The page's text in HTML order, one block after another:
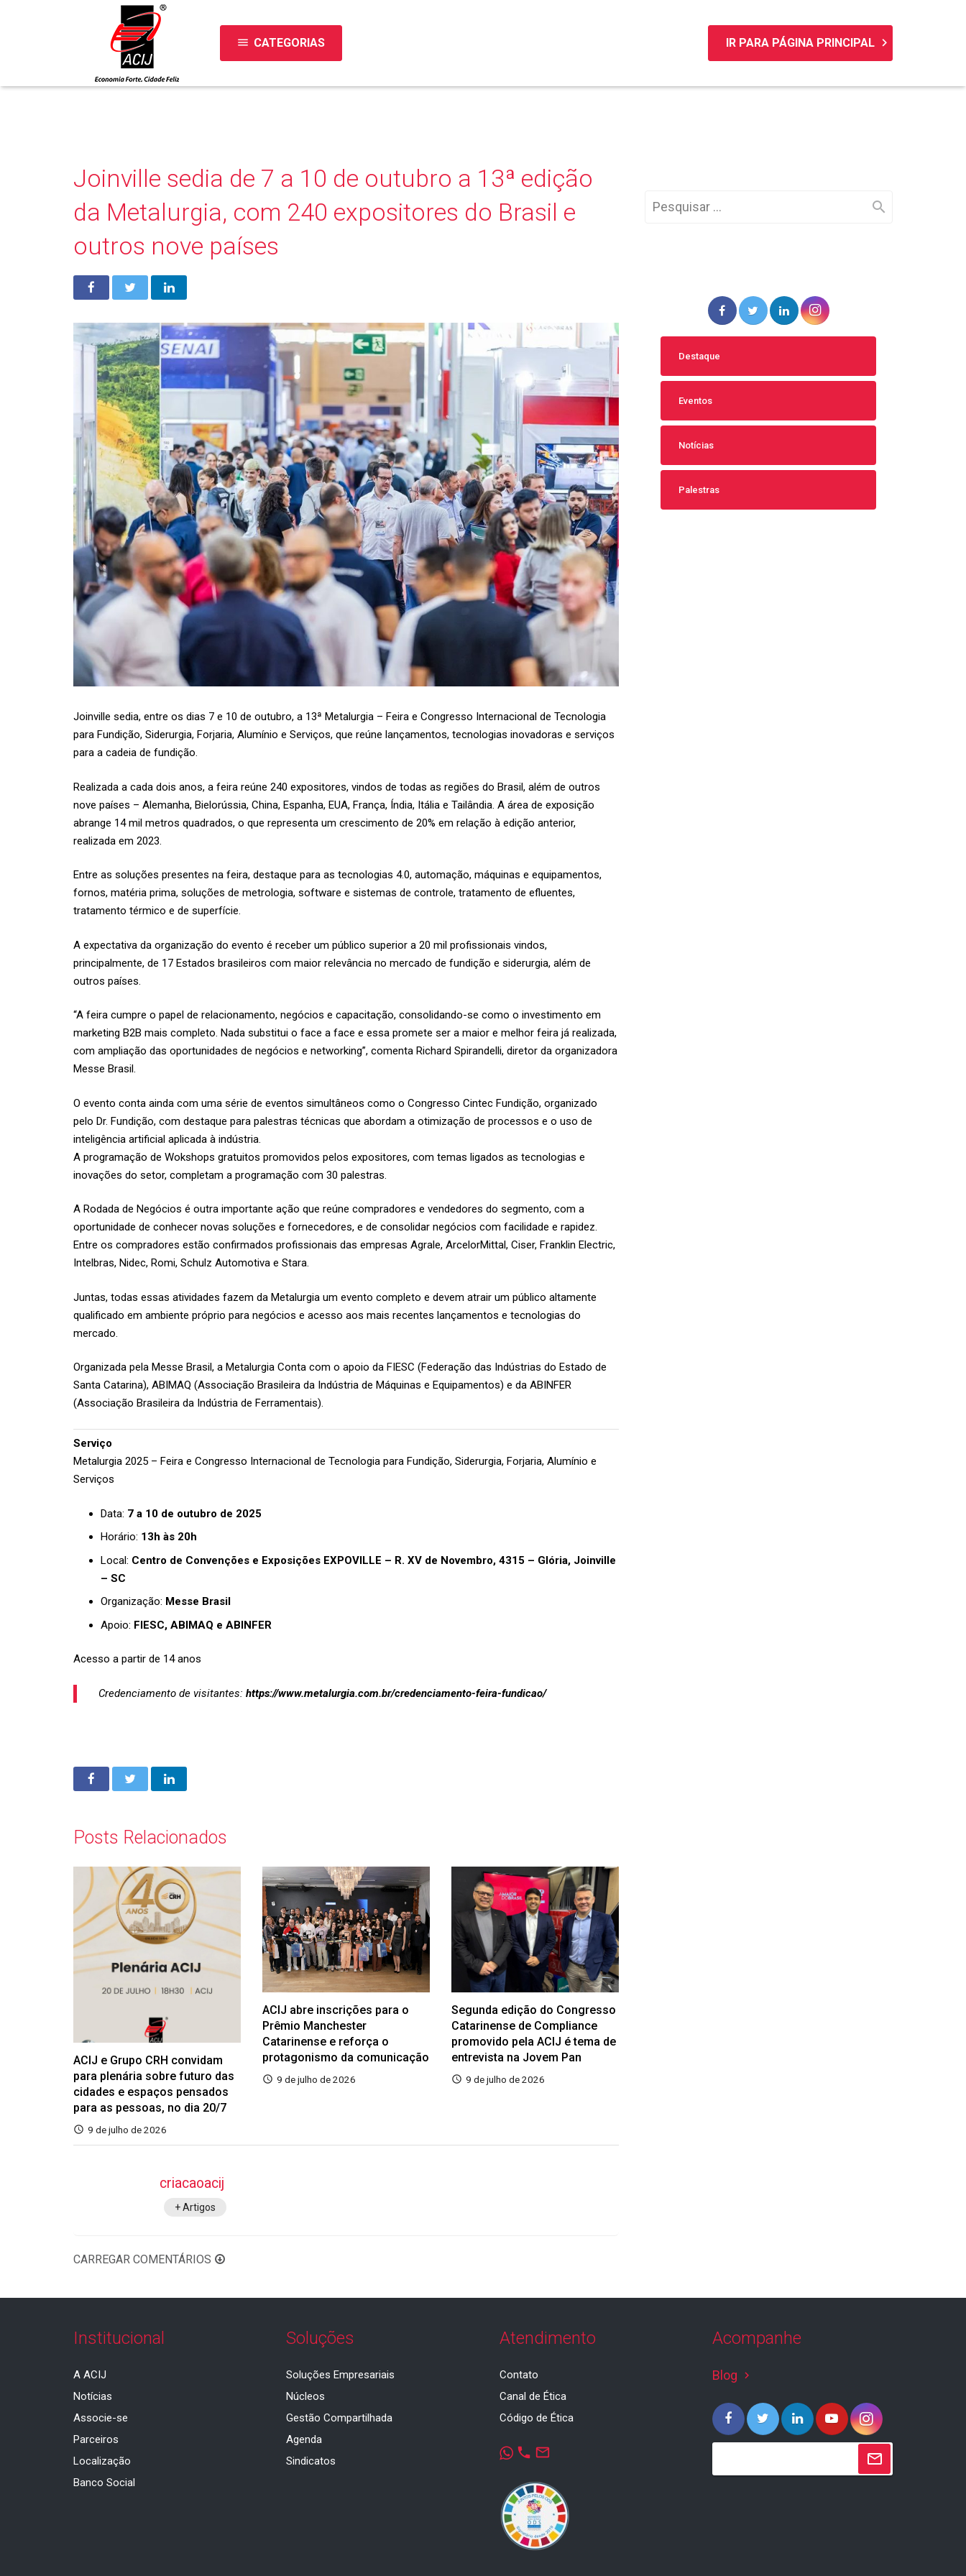
menu CATEGORIAS IR PARA PÁGINA PRINCIPAL keyboard_arrow_right
Joinville sedia de 7 a 10 de outubro a 13ª edição
da Metalurgia, com 240 expositores do Brasil e
outros nove países
Joinville sedia, entre os dias 7 e 10 de outubro, a 13ª Metalurgia – Feira e Congresso Internacional de Tecnologia
para Fundição, Siderurgia, Forjaria, Alumínio e Serviços, que reúne lançamentos, tecnologias inovadoras e serviços
para a cadeia de fundição.
Realizada a cada dois anos, a feira reúne 240 expositores, vindos de todas as regiões do Brasil, além de outros
nove países – Alemanha, Bielorússia, China, Espanha, EUA, França, Índia, Itália e Tailândia. A área de exposição
abrange 14 mil metros quadrados, o que representa um crescimento de 20% em relação à edição anterior,
realizada em 2023.
Entre as soluções presentes na feira, destaque para as tecnologias 4.0, automação, máquinas e equipamentos,
fornos, matéria prima, soluções de metrologia, software e sistemas de controle, tratamento de efluentes,
tratamento térmico e de superfície.
A expectativa da organização do evento é receber um público superior a 20 mil profissionais vindos,
principalmente, de 17 Estados brasileiros com maior relevância no mercado de fundição e siderurgia, além de
outros países.
“A feira cumpre o papel de relacionamento, negócios e capacitação, consolidando-se como o investimento em
marketing B2B mais completo. Nada substitui o face a face e essa promete ser a maior e melhor feira já realizada,
com ampliação das oportunidades de negócios e networking”, comenta Richard Spirandelli, diretor da organizadora
Messe Brasil.
O evento conta ainda com uma série de eventos simultâneos como o Congresso Cintec Fundição, organizado
pelo Dr. Fundição, com destaque para palestras técnicas que abordam a otimização de processos e o uso de
inteligência artificial aplicada à indústria.
A programação de Wokshops gratuitos promovidos pelos expositores, com temas ligados as tecnologias e
inovações do setor, completam a programação com 30 palestras.
A Rodada de Negócios é outra importante ação que reúne compradores e vendedores do segmento, com a
oportunidade de conhecer novas soluções e fornecedores, e de consolidar negócios com facilidade e rapidez.
Entre os compradores estão confirmados profissionais das empresas Agrale, ArcelorMittal, Ciser, Franklin Electric,
Intelbras, Nidec, Romi, Schulz Automotiva e Stara.
Juntas, todas essas atividades fazem da Metalurgia um evento completo e devem atrair um público altamente
qualificado em ambiente próprio para negócios e acesso aos mais recentes lançamentos e tecnologias do
mercado.
Organizada pela Messe Brasil, a Metalurgia Conta com o apoio da FIESC (Federação das Indústrias do Estado de
Santa Catarina), ABIMAQ (Associação Brasileira da Indústria de Máquinas e Equipamentos) e da ABINFER
(Associação Brasileira da Indústria de Ferramentais).
Serviço
Metalurgia 2025 – Feira e Congresso Internacional de Tecnologia para Fundição, Siderurgia, Forjaria, Alumínio e
Serviços
Data: 7 a 10 de outubro de 2025
Horário: 13h às 20h
Local: Centro de Convenções e Exposições EXPOVILLE – R. XV de Novembro, 4315 – Glória, Joinville
– SC
Organização: Messe Brasil
Apoio: FIESC, ABIMAQ e ABINFER
Acesso a partir de 14 anos
Credenciamento de visitantes: https://www.metalurgia.com.br/credenciamento-feira-fundicao/
Posts Relacionados
ACIJ e Grupo CRH convidam
para plenária sobre futuro das
cidades e espaços pensados
para as pessoas, no dia 20/7
9 de julho de 2026
ACIJ abre inscrições para o
Prêmio Manchester
Catarinense e reforça o
protagonismo da comunicação
9 de julho de 2026
Segunda edição do Congresso
Catarinense de Compliance
promovido pela ACIJ é tema de
entrevista na Jovem Pan
9 de julho de 2026
criacaoacij
+ Artigos
CARREGAR COMENTÁRIOS
Destaque
Eventos
Notícias
Palestras
Institucional
A ACIJ
Notícias
Associe-se
Parceiros
Localização
Banco Social
Soluções
Soluções Empresariais
Núcleos
Gestão Compartilhada
Agenda
Sindicatos
Atendimento
Contato
Canal de Ética
Código de Ética
phone mail_outline
Acompanhe
Blog keyboard_arrow_right